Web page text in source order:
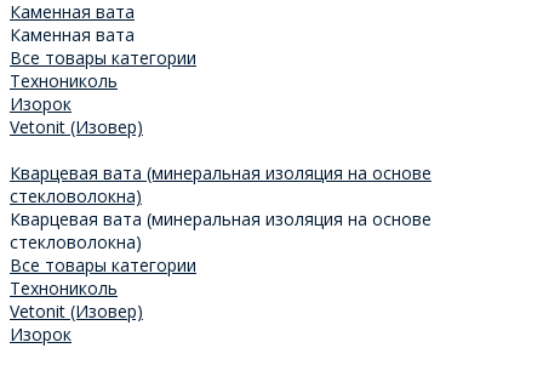
Каменная вата
Каменная вата
Все товары категории
Технониколь
Изорок
Vetonit (Изовер)
Кварцевая вата (минеральная изоляция на основе
стекловолокна)
Кварцевая вата (минеральная изоляция на основе
стекловолокна)
Все товары категории
Технониколь
Vetonit (Изовер)
Изорок